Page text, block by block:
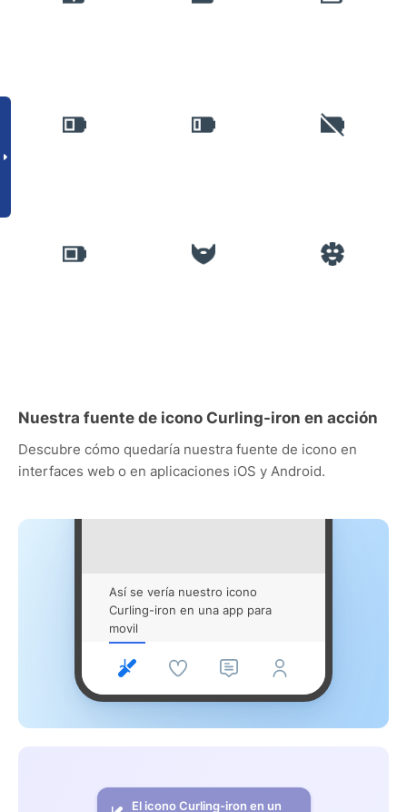
Nuestra fuente de icono Curling-iron en acción
Descubre cómo quedaría nuestra fuente de icono en
interfaces web o en aplicaciones iOS y Android.
Así se vería nuestro icono
Curling-iron en una app para
movil
El icono Curling-iron en un